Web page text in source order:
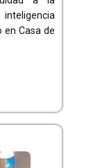
en Casa de